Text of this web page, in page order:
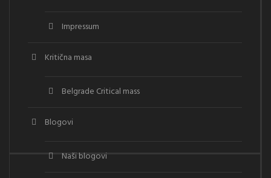
Impressum
Kritična masa
Belgrade Critical mass
Blogovi
Naši blogovi